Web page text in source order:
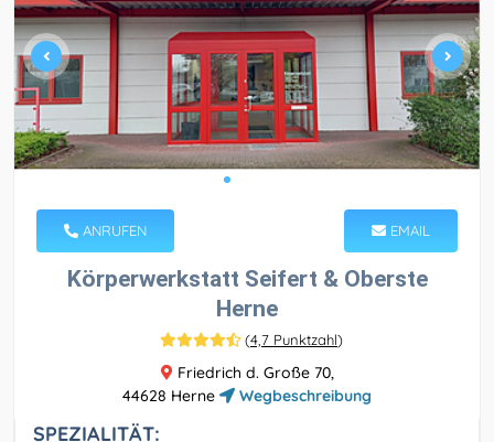
ANRUFEN EMAIL
Körperwerkstatt Seifert & Oberste
Herne
(4,7 Punktzahl)
Friedrich d. Große 70,
44628 Herne
Wegbeschreibung
SPEZIALITÄT: